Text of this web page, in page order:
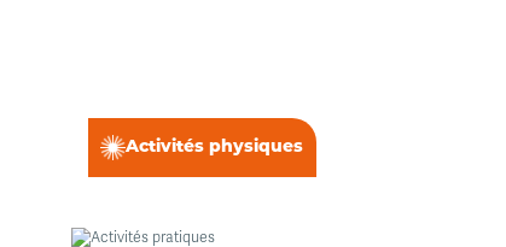
Activités physiques